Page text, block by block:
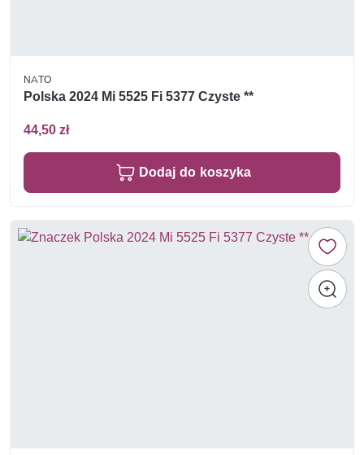
NATO
Polska 2024 Mi 5525 Fi 5377 Czyste **
44,50 zł
Dodaj do koszyka